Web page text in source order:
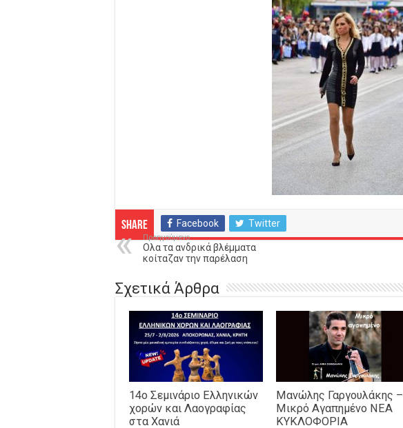
Share Facebook Twitter
Προηγούμενο
Ολα τα ανδρικά βλέμματα
κοίταζαν την παρέλαση
Σχετικά Άρθρα
14o Σεμινάριο Ελληνικών
χορών και Λαογραφίας
στα Χανιά
Μανώλης Γαργουλάκης –
Μικρό Αγαπημένο NEΑ
ΚΥΚΛΟΦΟΡΙΑ